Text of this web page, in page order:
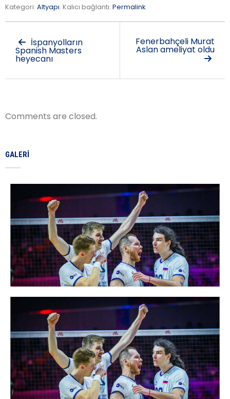
Kategori: Altyapı. Kalıcı bağlantı: Permalink.
İspanyolların
Spanish Masters
heyecanı
Fenerbahçeli Murat
Aslan ameliyat oldu
Comments are closed.
GALERI